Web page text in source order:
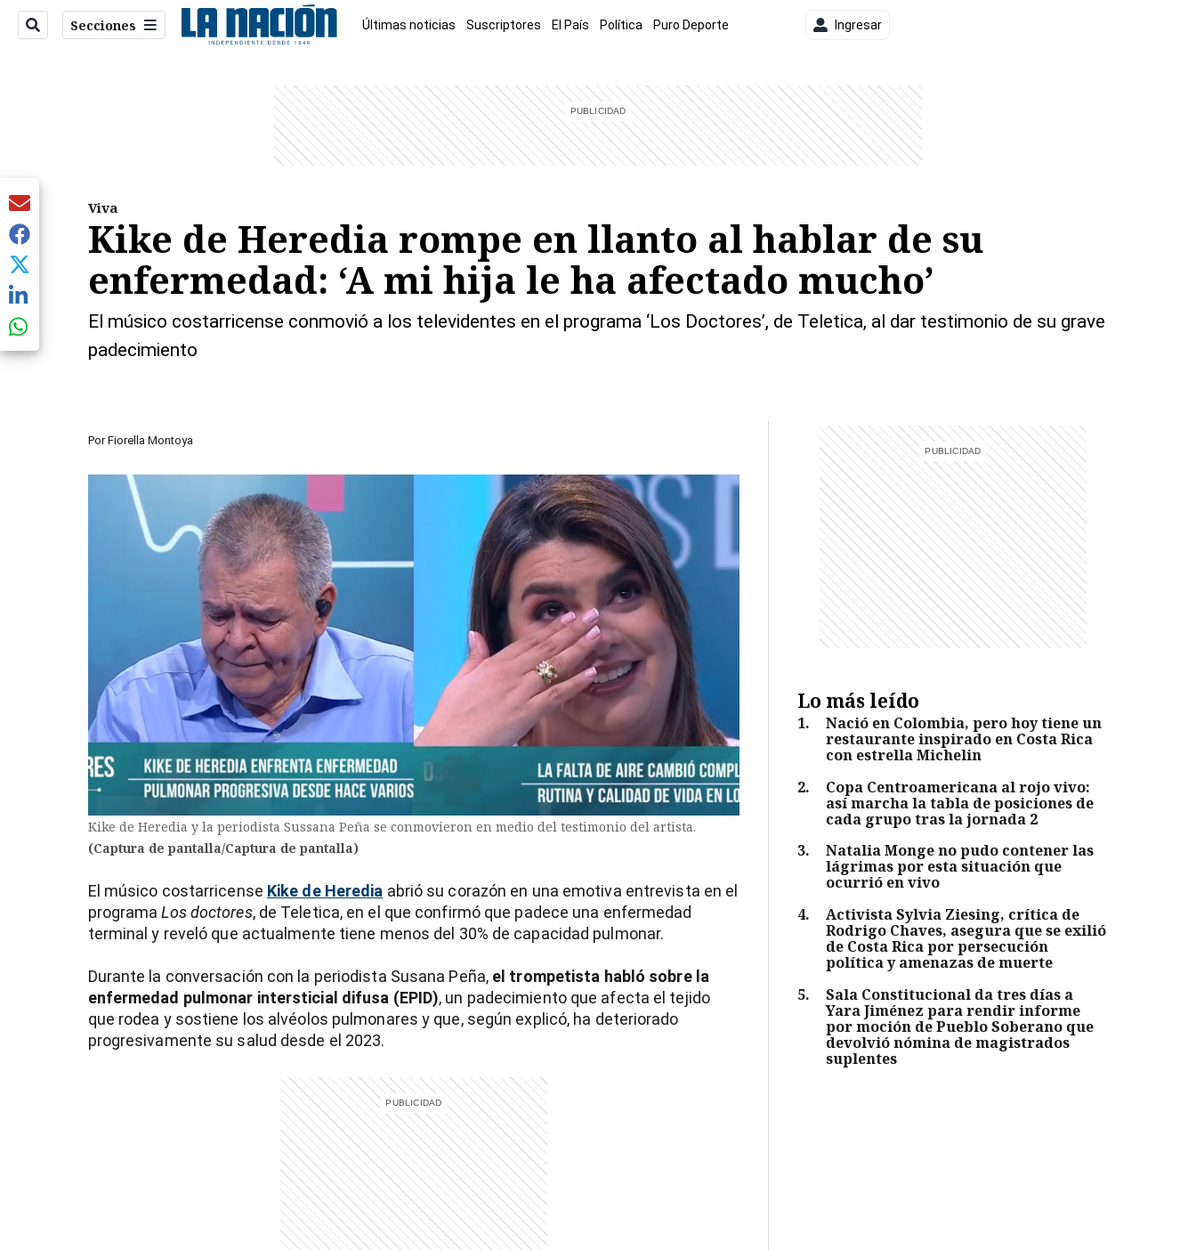
Secciones Últimas noticias Suscriptores El País Política Puro Deporte Ingresar
Viva
Kike de Heredia rompe en llanto al hablar de su
enfermedad: ‘A mi hija le ha afectado mucho’
El músico costarricense conmovió a los televidentes en el programa ‘Los Doctores’, de Teletica, al dar testimonio de su grave
padecimiento
Por Fiorella Montoya
Kike de Heredia y la periodista Sussana Peña se conmovieron en medio del testimonio del artista.
(Captura de pantalla/Captura de pantalla)
El músico costarricense Kike de Heredia abrió su corazón en una emotiva entrevista en el
programaLos doctores, de Teletica, en el que confirmó que padece una enfermedad
terminal y reveló que actualmente tiene menos del 30% de capacidad pulmonar.
Durante la conversación con la periodista Susana Peña,el trompetista habló sobre la
enfermedad pulmonar intersticial difusa (EPID), un padecimiento que afecta el tejido
que rodea y sostiene los alvéolos pulmonares y que, según explicó, ha deteriorado
progresivamente su salud desde el 2023.
Lo más leído
1.
Nació en Colombia, pero hoy tiene un
restaurante inspirado en Costa Rica
con estrella Michelin
2.
Copa Centroamericana al rojo vivo:
así marcha la tabla de posiciones de
cada grupo tras la jornada 2
3.
Natalia Monge no pudo contener las
lágrimas por esta situación que
ocurrió en vivo
4.
Activista Sylvia Ziesing, crítica de
Rodrigo Chaves, asegura que se exilió
de Costa Rica por persecución
política y amenazas de muerte
5.
Sala Constitucional da tres días a
Yara Jiménez para rendir informe
por moción de Pueblo Soberano que
devolvió nómina de magistrados
suplentes